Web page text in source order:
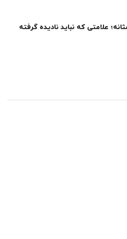
علامتی که نباید نادیده گرفته